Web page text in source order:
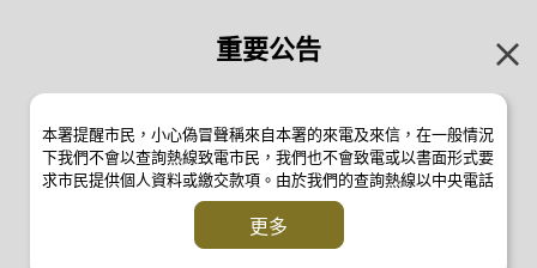
重要公告
本署提醒市民，小心偽冒聲稱來自本署的來電及來信，在一般情況
下我們不會以查詢熱線致電市民，我們也不會致電或以書面形式要
求市民提供個人資料或繳交款項。由於我們的查詢熱線以中央電話
系統操作，本署的來電不會顯示電話號碼 2835 2500 。如有疑
問，應與本署職員核實或向警方反詐騙協調中心
詢熱線 18222 查詢。詳情請瀏覽以下新聞公報：
更多